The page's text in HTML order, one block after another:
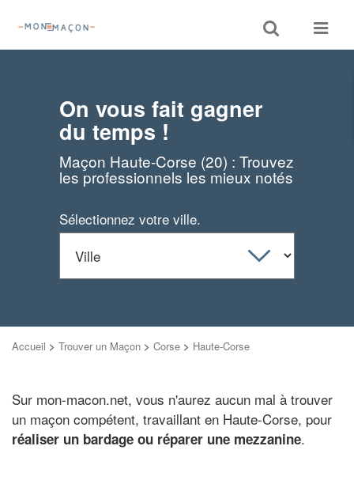
Toggle
search
Toggle
On vous fait gagner
du temps !
Maçon Haute-Corse (20) : Trouvez
les professionnels les mieux notés
Sélectionnez votre ville.
Accueil > Trouver un Maçon > Corse > Haute-Corse
Sur mon-macon.net, vous n'aurez aucun mal à trouver
un maçon compétent, travaillant en Haute-Corse, pour
réaliser un bardage ou réparer une mezzanine.